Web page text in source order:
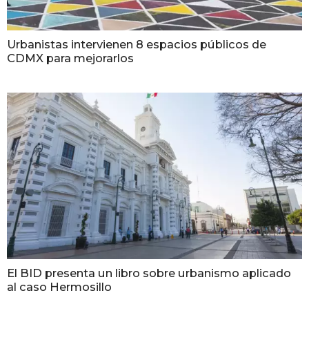
Urbanistas intervienen 8 espacios públicos de
CDMX para mejorarlos
El BID presenta un libro sobre urbanismo aplicado
al caso Hermosillo